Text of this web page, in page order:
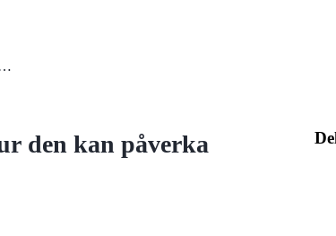
Hur den kan påverka HYPE-priset denna vecka
den kan påverka